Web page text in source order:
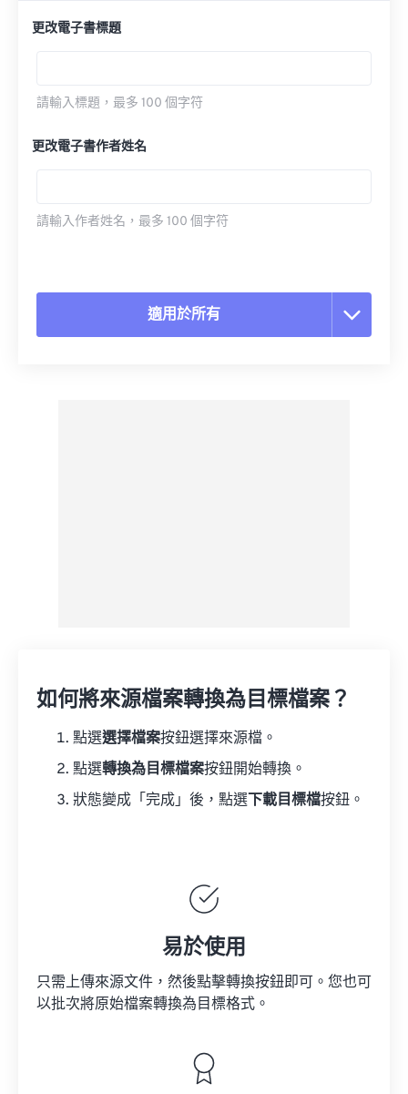
更改電子書標題
請輸入標題，最多 100 個字符
更改電子書作者姓名
請輸入作者姓名，最多 100 個字符
適用於所有
如何將來源檔案轉換為目標檔案？
點選選擇檔案按鈕選擇來源檔。
點選轉換為目標檔案按鈕開始轉換。
狀態變成「完成」後，點選 下載目標檔按鈕。
易於使用
只需上傳來源文件，然後點擊轉換按鈕即可。您也可
以批次將原始檔案轉換為目標格式。